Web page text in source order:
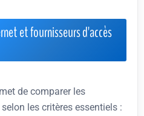
et fournisseurs d'accès
de comparer les
les critères essentiels :